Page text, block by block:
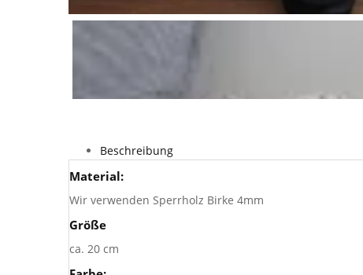
Beschreibung
Material:
Wir verwenden Sperrholz Birke 4mm
Größe
ca. 20 cm